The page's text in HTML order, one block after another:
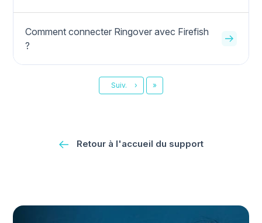
Comment connecter Ringover avec Firefish
?
Suiv. › Dernier
»
Retour à l'accueil du support